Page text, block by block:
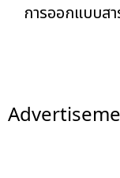
การออกแบบส